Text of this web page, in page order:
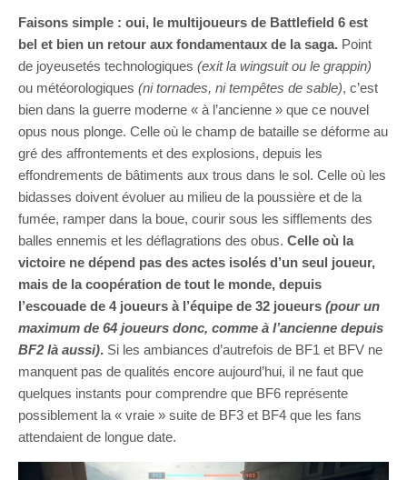
Faisons simple : oui, le multijoueurs de Battlefield 6 est
bel et bien un retour aux fondamentaux de la saga. Point
de joyeusetés technologiques (exit la wingsuit ou le grappin)
ou météorologiques (ni tornades, ni tempêtes de sable), c’est
bien dans la guerre moderne « à l’ancienne » que ce nouvel
opus nous plonge. Celle où le champ de bataille se déforme au
gré des affrontements et des explosions, depuis les
effondrements de bâtiments aux trous dans le sol. Celle où les
bidasses doivent évoluer au milieu de la poussière et de la
fumée, ramper dans la boue, courir sous les sifflements des
balles ennemis et les déflagrations des obus. Celle où la
victoire ne dépend pas des actes isolés d’un seul joueur,
mais de la coopération de tout le monde, depuis
l’escouade de 4 joueurs à l’équipe de 32 joueurs (pour un
maximum de 64 joueurs donc, comme à l’ancienne depuis
BF2 là aussi). Si les ambiances d’autrefois de BF1 et BFV ne
manquent pas de qualités encore aujourd’hui, il ne faut que
quelques instants pour comprendre que BF6 représente
possiblement la « vraie » suite de BF3 et BF4 que les fans
attendaient de longue date.